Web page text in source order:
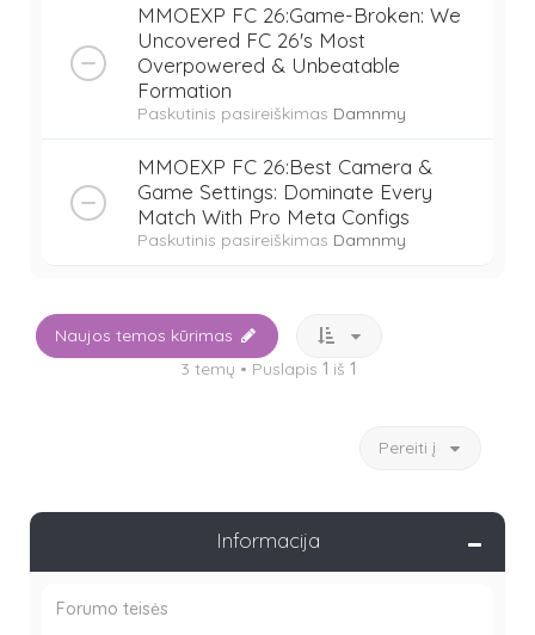
MMOEXP FC 26:Game-Broken: We
Uncovered FC 26's Most
Overpowered & Unbeatable
Formation
Paskutinis pasireiškimas Damnmy
MMOEXP FC 26:Best Camera &
Game Settings: Dominate Every
Match With Pro Meta Configs
Paskutinis pasireiškimas Damnmy
Naujos temos kūrimas
3 temų • Puslapis 1 iš 1
Pereiti į
Informacija
Forumo teisės